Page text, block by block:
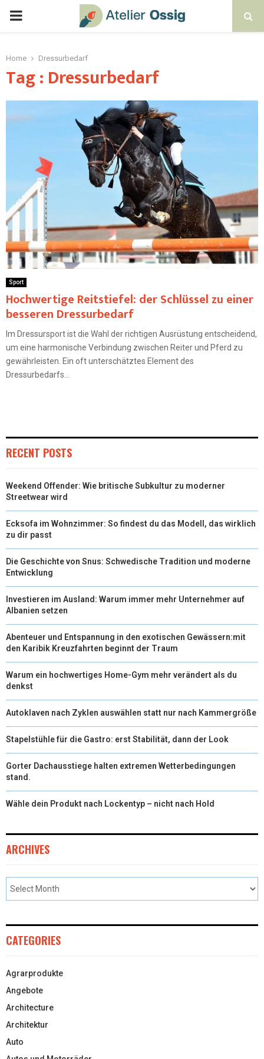
Home Dressurbedarf
Tag : Dressurbedarf
Sport
Hochwertige Reitstiefel: der Schlüssel zu einer
besseren Dressurbedarf
Im Dressursport ist die Wahl der richtigen Ausrüstung entscheidend,
um eine harmonische Verbindung zwischen Reiter und Pferd zu
gewährleisten. Ein oft unterschätztes Element des
Dressurbedarfs...
RECENT POSTS
Weekend Offender: Wie britische Subkultur zu moderner
Streetwear wird
Ecksofa im Wohnzimmer: So findest du das Modell, das wirklich
zu dir passt
Die Geschichte von Snus: Schwedische Tradition und moderne
Entwicklung
Investieren im Ausland: Warum immer mehr Unternehmer auf
Albanien setzen
Abenteuer und Entspannung in den exotischen Gewässern:mit
den Karibik Kreuzfahrten beginnt der Traum
Warum ein hochwertiges Home-Gym mehr verändert als du
denkst
Autoklaven nach Zyklen auswählen statt nur nach Kammergröße
Stapelstühle für die Gastro: erst Stabilität, dann der Look
Gorter Dachausstiege halten extremen Wetterbedingungen
stand.
Wähle dein Produkt nach Lockentyp – nicht nach Hold
ARCHIVES
CATEGORIES
Agrarprodukte
Angebote
Architecture
Architektur
Auto